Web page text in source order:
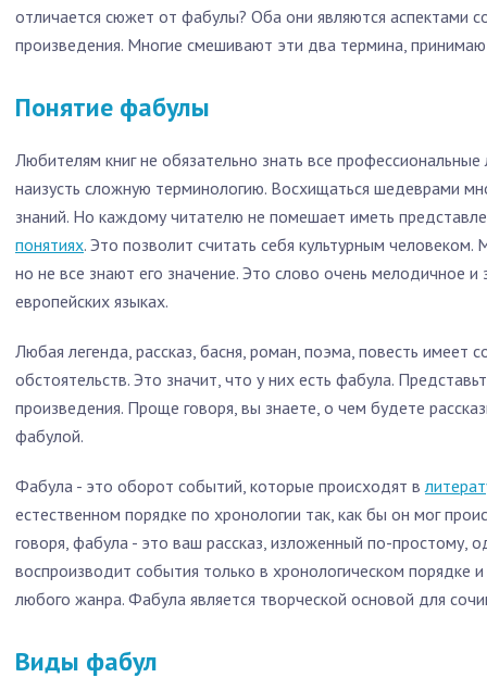
отличается сюжет от фабулы? Оба они являются аспектами
произведения. Многие смешивают эти два термина,
Понятие фабулы
Любителям книг не обязательно знать все профессиональные
наизусть сложную терминологию. Восхищаться шедеврами
знаний. Но каждому читателю не помешает иметь
понятиях. Это позволит считать себя культурным
но не все знают его значение. Это слово очень мелодичное и
европейских языках.
Любая легенда, рассказ, басня, роман, поэма, повесть имеет
обстоятельств. Это значит, что у них есть фабула.
произведения. Проще говоря, вы знаете, о чем будете
фабулой.
Фабула - это оборот событий, которые происходят в
естественном порядке по хронологии так, как бы он мог
говоря, фабула - это ваш рассказ, изложенный по-простому,
воспроизводит события только в хронологическом порядке
любого жанра. Фабула является творческой основой для
Виды фабул